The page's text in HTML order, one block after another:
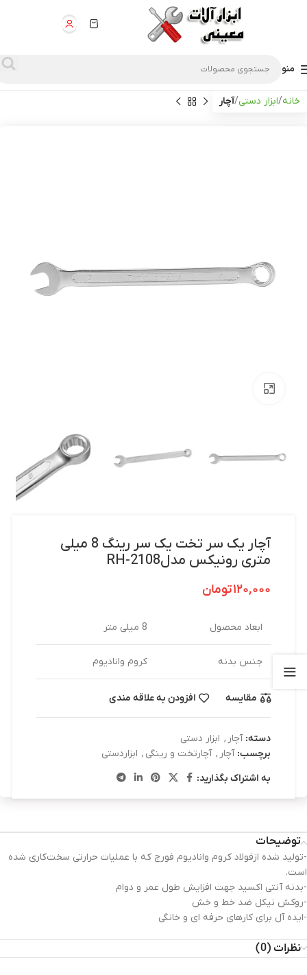
منو
خانه ابزار دستی آچار
آچار یک سر تخت یک سر رینگ 8 میلی
متری رونیکس مدلRH-2108
۱۲۰,۰۰۰تومان
ابعاد محصول 8 میلی متر
جنس بدنه کروم وانادیوم
مقایسه افزودن به علاقه مندی
دسته: آچار , ابزار دستی
برچسب: آچار , آچارتخت و رینگی , ابزاردستی
به اشتراک بگذارید:
توضیحات
-تولید شده ازفولاد کروم وانادیوم فورج که با عملیات حرارتی سخت‌کاری شده
است.
-بدنه آنتی اکسید جهت افزایش طول عمر و دوام
-روکش نیکل ضد خط و خش
-ایده آل برای کارهای حرفه ای و خانگی
نظرات (0)